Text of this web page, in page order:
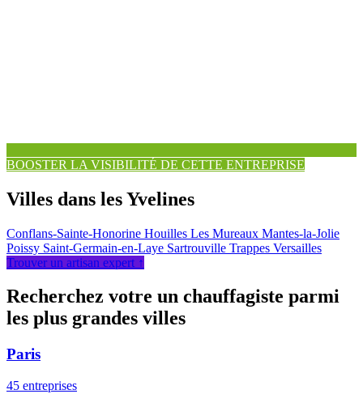
BOOSTER LA VISIBILITÉ DE CETTE ENTREPRISE
Villes dans les Yvelines
Conflans-Sainte-Honorine Houilles Les Mureaux Mantes-la-Jolie
Poissy Saint-Germain-en-Laye Sartrouville Trappes Versailles
Trouver un artisan expert ↑
Recherchez votre un chauffagiste parmi
les plus grandes villes
Paris
45 entreprises